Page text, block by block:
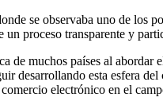
se observaba uno de los
un proceso transparente y
muchos países al
esta esfera
electrónico en el